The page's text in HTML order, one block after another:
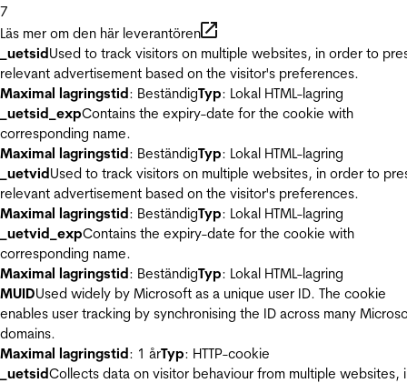
7
Läs mer om den här leverantören
_uetsidUsed to track visitors on multiple websites, in order to
relevant advertisement based on the visitor's preferences.
Maximal lagringstid: BeständigTyp: Lokal HTML-lagring
_uetsid_expContains the expiry-date for the cookie with
corresponding name.
Maximal lagringstid: BeständigTyp: Lokal HTML-lagring
_uetvidUsed to track visitors on multiple websites, in order to
relevant advertisement based on the visitor's preferences.
Maximal lagringstid: BeständigTyp: Lokal HTML-lagring
_uetvid_expContains the expiry-date for the cookie with
corresponding name.
Maximal lagringstid: BeständigTyp: Lokal HTML-lagring
MUIDUsed widely by Microsoft as a unique user ID. The cookie
enables user tracking by synchronising the ID across many
domains.
Maximal lagringstid: 1 årTyp: HTTP-cookie
_uetsidCollects data on visitor behaviour from multiple websites,